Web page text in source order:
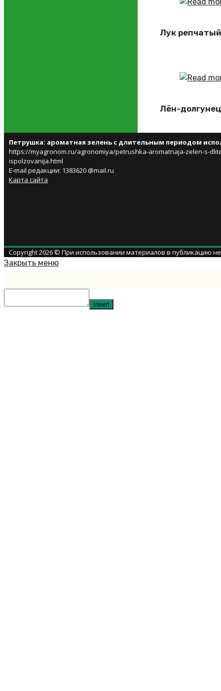
Лук
Лён-
Петрушка: ароматная зелень с длительным периодом
https://myagronom.ru/agronomiya/petrushka-aromatnaja-zelen-s-
ispolzovanija.html
E-mail редакции: 1383620 @mail.ru
Карта сайта
Copyright 2026 © При использовании материалов в публикацию
Закрыть меню
Insert